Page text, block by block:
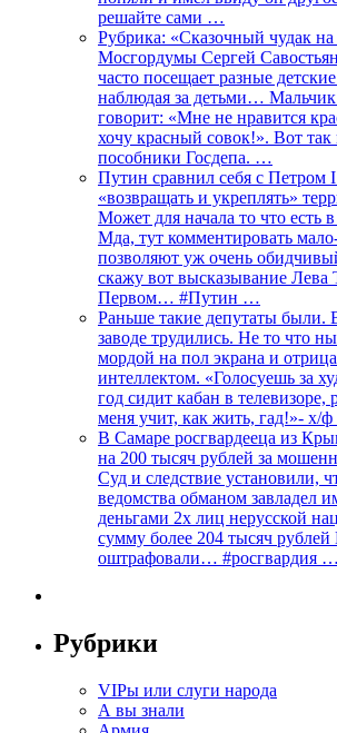
решайте сами …
Рубрика: «Сказочный чудак
Мосгордумы Сергей
часто посещает разные
наблюдая за детьми…
говорит: «Мне не нравится
хочу красный совок!». Вот
пособники Госдепа. …
Путин сравнил себя с Петром
«возвращать и укреплять»
Может для начала то что есть
Мда, тут комментировать
позволяют уж очень
скажу вот высказывание Лева
Первом… #Путин …
Раньше такие депутаты были.
заводе трудились. Не то что
мордой на пол экрана и
интеллектом. «Голосуешь за
год сидит кабан в
меня учит, как жить, гад!»- х/
В Самаре росгвардееца из
на 200 тысяч рублей за
Суд и следствие установили,
ведомства обманом завладел
деньгами 2х лиц нерусской
сумму более 204 тысяч рублей
оштрафовали… #росгвардия …
Рубрики
VIPы или слуги народа
А вы знали